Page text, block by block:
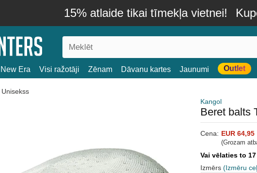
15% atlaide tikai tīmekļa vietnei!
New Era Visi ražotāji Zēnam Dāvanu kartes Jaunumi Outlet
Unisekss
Kangol
Beret balts
Cena: EUR 64,95
(Grozam
Vai vēlaties to
Izmērs (Izmēru